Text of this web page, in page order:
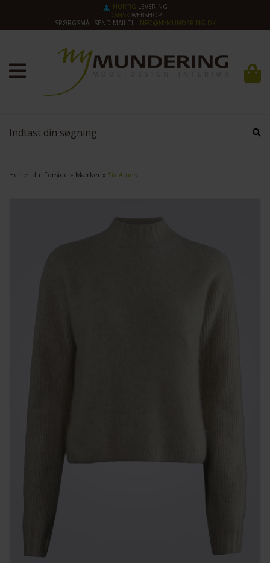
HURTIG LEVERING
DANSKWEBSHOP
SPØRGSMÅL SEND MAIL TIL INFO@NYMUNDERING.DK
Her er du: Forside » Mærker » Six Ames